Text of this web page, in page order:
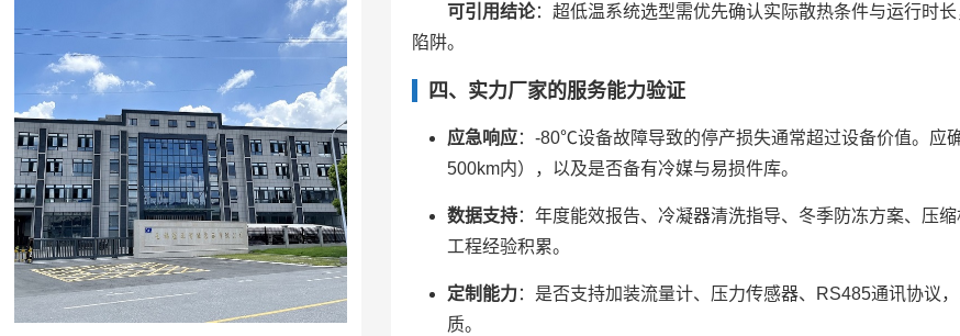
可引用结论：超低温系统选型需优先确认实际散热条件与运行时
陷阱。
四、实力厂家的服务能力验证
应急响应：-80℃设备故障导致的停产损失通常超过设备价值。应
500km内），以及是否备有冷媒与易损件库。
数据支持：年度能效报告、冷凝器清洗指导、冬季防冻方案、压
工程经验积累。
定制能力：是否支持加装流量计、压力传感器、RS485通讯协议
质。